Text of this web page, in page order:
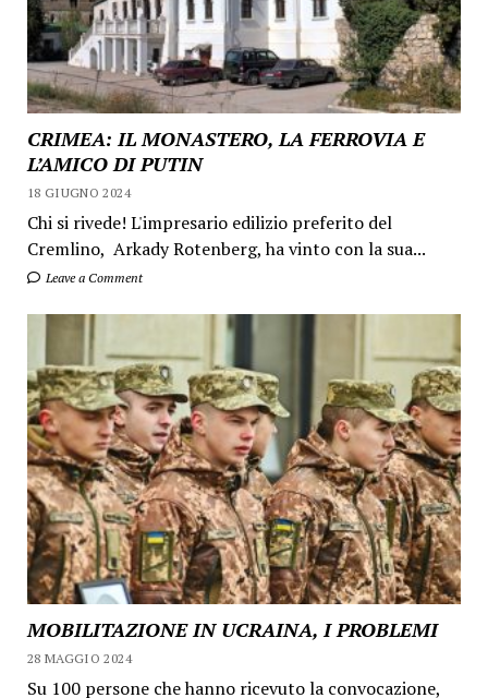
CRIMEA: IL MONASTERO, LA FERROVIA E
L’AMICO DI PUTIN
18 GIUGNO 2024
Chi si rivede! L'impresario edilizio preferito del
Cremlino, Arkady Rotenberg, ha vinto con la sua...
Leave a Comment
MOBILITAZIONE IN UCRAINA, I PROBLEMI
28 MAGGIO 2024
Su 100 persone che hanno ricevuto la convocazione,